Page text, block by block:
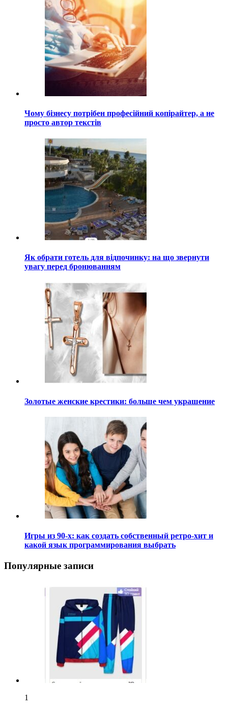
Чому бізнесу потрібен професійний копірайтер, а не
просто автор текстів
Як обрати готель для відпочинку: на що звернути
увагу перед бронюванням
Золотые женские крестики: больше чем украшение
Игры из 90-х: как создать собственный ретро-хит и
какой язык программирования выбрать
Популярные записи
1